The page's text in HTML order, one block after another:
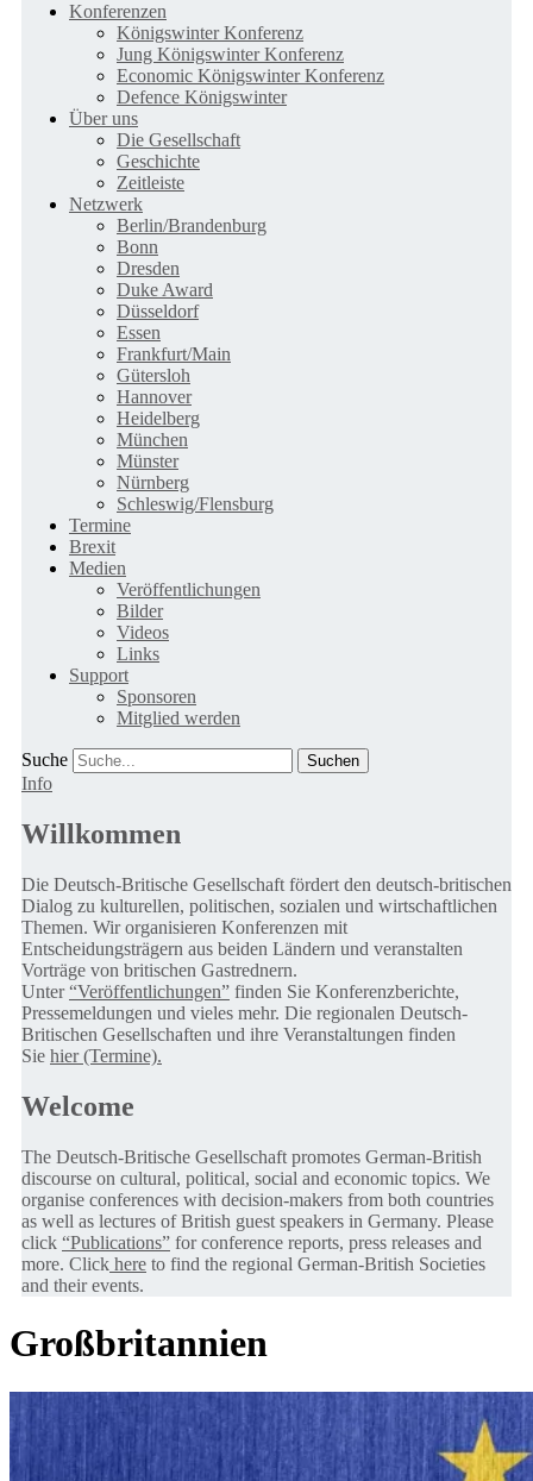
Konferenzen
Königswinter Konferenz
Jung Königswinter Konferenz
Economic Königswinter Konferenz
Defence Königswinter
Über uns
Die Gesellschaft
Geschichte
Zeitleiste
Netzwerk
Berlin/Brandenburg
Bonn
Dresden
Duke Award
Düsseldorf
Essen
Frankfurt/Main
Gütersloh
Hannover
Heidelberg
München
Münster
Nürnberg
Schleswig/Flensburg
Termine
Brexit
Medien
Veröffentlichungen
Bilder
Videos
Links
Support
Sponsoren
Mitglied werden
Suche
Info
Willkommen
Die Deutsch-Britische Gesellschaft fördert den deutsch-britischen
Dialog zu kulturellen, politischen, sozialen und wirtschaftlichen
Themen. Wir organisieren Konferenzen mit
Entscheidungsträgern aus beiden Ländern und veranstalten
Vorträge von britischen Gastrednern.
Unter“Veröffentlichungen” finden Sie Konferenzberichte,
Pressemeldungen und vieles mehr. Die regionalen Deutsch-
Britischen Gesellschaften und ihre Veranstaltungen finden
Sie hier (Termine).
Welcome
The Deutsch-Britische Gesellschaft promotes German-British
discourse on cultural, political, social and economic topics. We
organise conferences with decision-makers from both countries
as well as lectures of British guest speakers in Germany. Please
click “Publications” for conference reports, press releases and
more. Click here to find the regional German-British Societies
and their events.
Großbritannien